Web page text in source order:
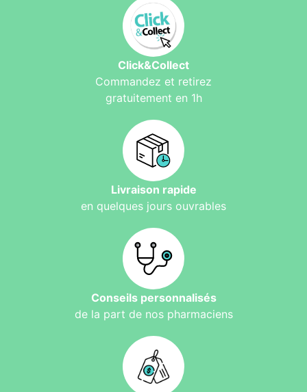
Click&Collect
Commandez et retirez
gratuitement en 1h
Livraison rapide
en quelques jours ouvrables
Conseils personnalisés
de la part de nos pharmaciens